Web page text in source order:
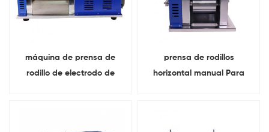
máquina de prensa de
rodillo de electrodo de
prensa de rodillos
horizontal manual Para